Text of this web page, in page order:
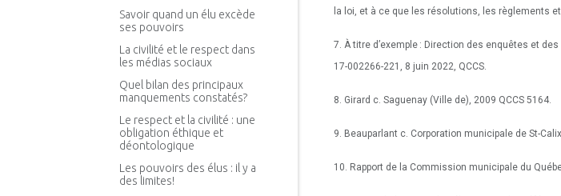
Savoir quand un élu excède
ses pouvoirs
La civilité et le respect dans
les médias sociaux
Quel bilan des principaux
manquements constatés?
Le respect et la civilité : une
obligation éthique et
déontologique
Les pouvoirs des élus : il y a
des limites!
la loi, et à ce que les résolutions, les règlements
7. À titre d’exemple : Direction des enquêtes et
17-002266-221, 8 juin 2022, QCCS.
8. Girard c. Saguenay (Ville de), 2009 QCCS 5164.
9. Beauparlant c. Corporation municipale de St-
10. Rapport de la Commission municipale du